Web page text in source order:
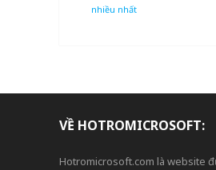
nhiều nhất
VỀ HOTROMICROSOFT:
Hotromicrosoft.com là website